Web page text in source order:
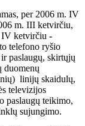
per 2006 m. IV
m. III ketvirčiu,
IV ketvirčiu -
telefono ryšio
paslaugų, skirtųjų
duomenų
linijų skaidulų,
televizijos
paslaugų teikimo,
sujungimo.